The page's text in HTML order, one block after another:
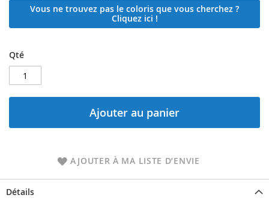
Vous ne trouvez pas le coloris que vous cherchez ?
Cliquez ici !
Qté
Ajouter au panier
AJOUTER À MA LISTE D’ENVIE
Détails